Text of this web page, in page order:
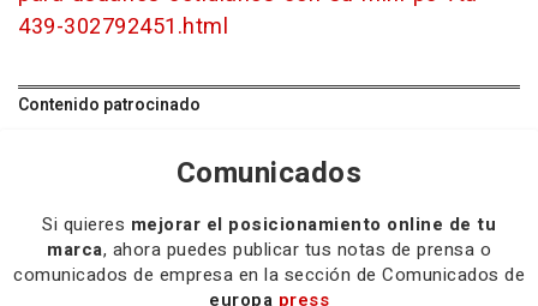
439-302792451.html
Contenido patrocinado
Comunicados
Si quieres mejorar el posicionamiento online de tu
marca, ahora puedes publicar tus notas de prensa o
comunicados de empresa en la sección de Comunicados de
europa press